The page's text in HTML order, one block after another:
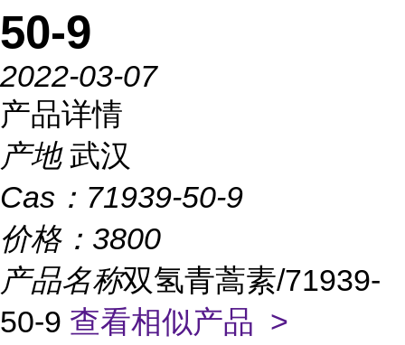
50-9
2022-03-07
产品详情
产地 武汉
Cas： 71939-50-9
价格： 3800
产品名称双氢青蒿素/71939-
50-9 查看相似产品 >